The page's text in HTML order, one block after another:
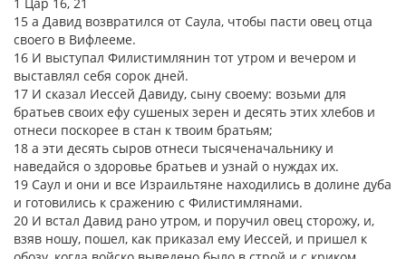
15 а Давид возвратился от Саула, чтобы пасти овец отца
своего в Вифлееме.
16 И выступал Филистимлянин тот утром и вечером и
выставлял себя сорок дней.
17 И сказал Иессей Давиду, сыну своему: возьми для
братьев своих ефу сушеных зерен и десять этих хлебов и
отнеси поскорее в стан к твоим братьям;
18 а эти десять сыров отнеси тысяченачальнику и
наведайся о здоровье братьев и узнай о нуждах их.
19 Саул и они и все Израильтяне находились в долине дуба
и готовились к сражению с Филистимлянами.
20 И встал Давид рано утром, и поручил овец сторожу, и,
взяв ношу, пошел, как приказал ему Иессей, и пришел к